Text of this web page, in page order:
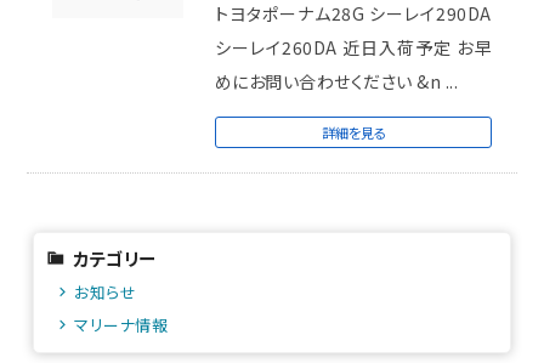
トヨタポーナム28G シーレイ290DA
シーレイ260DA 近日入荷予定 お早
めにお問い合わせください &n ...
詳細を見る
カテゴリー
お知らせ
マリーナ情報